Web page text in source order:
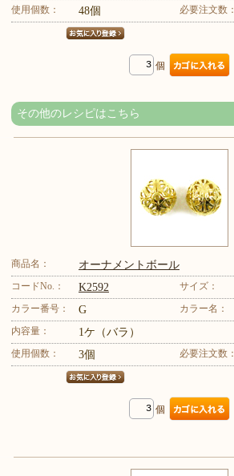
使用個数： 48個 必要注文数：
個
その他のレシピはこちら
商品名： オーナメントボール
コードNo.： K2592 サイズ：
カラー番号： G カラー名：
内容量： 1ケ（バラ）
使用個数： 3個 必要注文数：
個